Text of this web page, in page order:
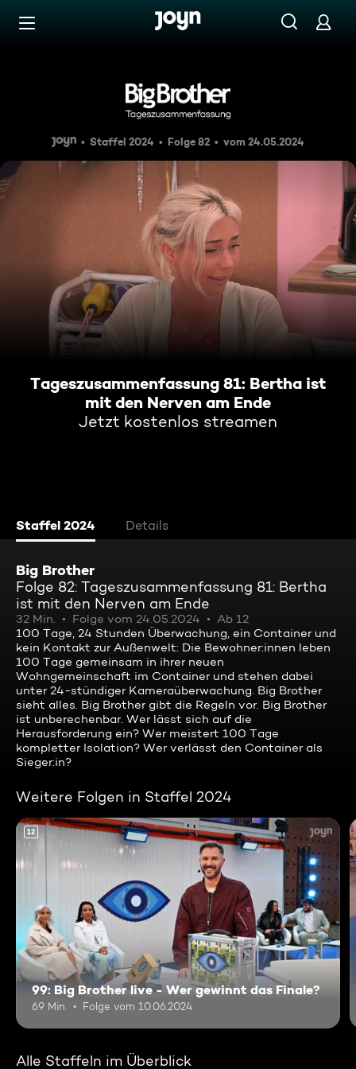
Zum Inhalt springen
Tageszusammenfassung 81:
Staffel 2024 Folge 82 vom 24.05.2024
Tageszusammenfassung 81: Bertha ist
mit den Nerven am Ende
Jetzt kostenlos streamen
Staffel 2024 Details
Big Brother
Folge 82: Tageszusammenfassung 81: Bertha
ist mit den Nerven am Ende
32 Min. Folge vom 24.05.2024
Ab 12
100 Tage, 24 Stunden Überwachung, ein Container und
kein Kontakt zur Außenwelt: Die Bewohner:innen leben
100 Tage gemeinsam in ihrer neuen
Wohngemeinschaft im Container und stehen dabei
unter 24-stündiger Kameraüberwachung. Big Brother
sieht alles. Big Brother gibt die Regeln vor. Big Brother
ist unberechenbar. Wer lässt sich auf die
Herausforderung ein? Wer meistert 100 Tage
kompletter Isolation? Wer verlässt den Container als
Sieger:in?
Weitere Folgen in Staffel 2024
12
99: Big Brother live - Wer gewinnt das Finale?
69 Min. Folge vom 10.06.2024
Alle Staffeln im Überblick